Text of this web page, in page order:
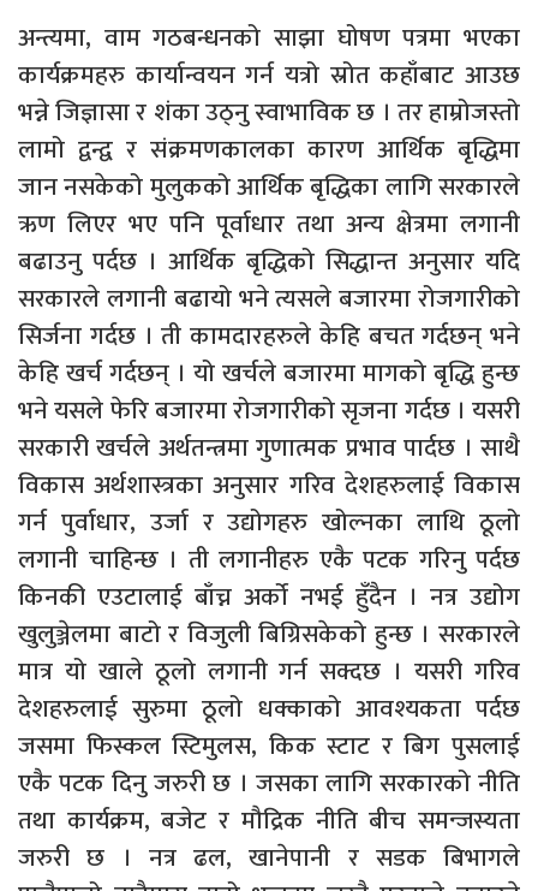
अन्त्यमा, वाम गठबन्धनको साझा घोषण पत्रमा भएका
कार्यक्रमहरु कार्यान्वयन गर्न यत्रो स्रोत कहाँबाट आउछ
भन्ने जिज्ञासा र शंका उठ्नु स्वाभाविक छ । तर हाम्रोजस्तो
लामो द्वन्द्व र संक्रमणकालका कारण आर्थिक बृद्धिमा
जान नसकेको मुलुकको आर्थिक बृद्धिका लागि सरकारले
ऋण लिएर भए पनि पूर्वाधार तथा अन्य क्षेत्रमा लगानी
बढाउनु पर्दछ । आर्थिक बृद्धिको सिद्धान्त अनुसार यदि
सरकारले लगानी बढायो भने त्यसले बजारमा रोजगारीको
सिर्जना गर्दछ । ती कामदारहरुले केहि बचत गर्दछन् भने
केहि खर्च गर्दछन् । यो खर्चले बजारमा मागको बृद्धि हुन्छ
भने यसले फेरि बजारमा रोजगारीको सृजना गर्दछ । यसरी
सरकारी खर्चले अर्थतन्त्रमा गुणात्मक प्रभाव पार्दछ । साथै
विकास अर्थशास्त्रका अनुसार गरिव देशहरुलाई विकास
गर्न पुर्वाधार, उर्जा र उद्योगहरु खोल्नका लाथि ठूलो
लगानी चाहिन्छ । ती लगानीहरु एकै पटक गरिनु पर्दछ
किनकी एउटालाई बाँच्न अर्को नभई हुँदैन । नत्र उद्योग
खुलुञ्जेलमा बाटो र विजुली बिग्रिसकेको हुन्छ । सरकारले
मात्र यो खाले ठूलो लगानी गर्न सक्दछ । यसरी गरिव
देशहरुलाई सुरुमा ठूलो धक्काको आवश्यकता पर्दछ
जसमा फिस्कल स्टिमुलस, किक स्टाट र बिग पुसलाई
एकै पटक दिनु जरुरी छ । जसका लागि सरकारको नीति
तथा कार्यक्रम, बजेट र मौद्रिक नीति बीच समन्जस्यता
जरुरी छ । नत्र ढल, खानेपानी र सडक बिभागले